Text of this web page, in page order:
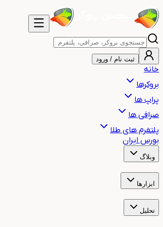
ثبت نام / ورود
خانه
بروکرها
پراپ ها
صرافی ها
پلتفرم های طلا
بورس ایران
وبلاگ
آموزشاخبارهشدار
ابزارها
ساعت بازارهای مالی جهان
تحلیل
تحلیل تکنیکال طلا